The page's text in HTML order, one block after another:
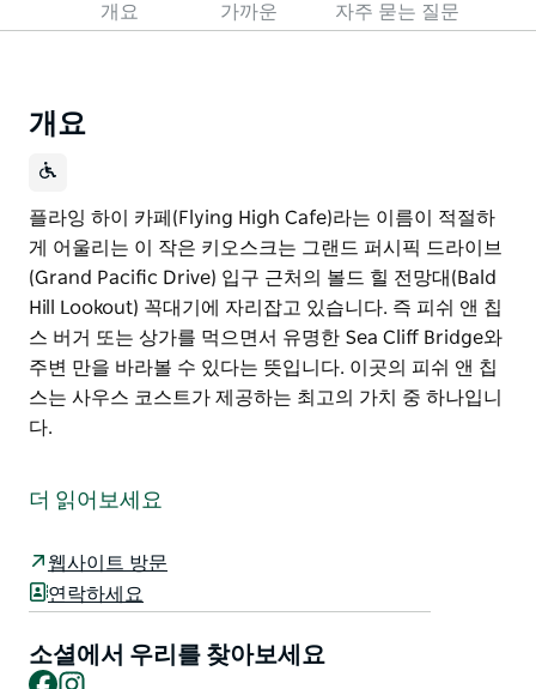
개요 가까운 자주 묻는 질문
개요
플라잉 하이 카페(Flying High Cafe)라는 이름이 적절하
게 어울리는 이 작은 키오스크는 그랜드 퍼시픽 드라이브
(Grand Pacific Drive) 입구 근처의 볼드 힐 전망대(Bald
Hill Lookout) 꼭대기에 자리잡고 있습니다. 즉 피쉬 앤 칩
스 버거 또는 상가를 먹으면서 유명한 Sea Cliff Bridge와
주변 만을 바라볼 수 있다는 뜻입니다. 이곳의 피쉬 앤 칩
스는 사우스 코스트가 제공하는 최고의 가치 중 하나입니
다.
게 어울리는 이 작은 키오스크는 그랜드 퍼시픽 드라이브
스 버거 또는 상가를 먹으면서 유명한 Sea Cliff Bridge와
주변 만을 바라볼 수 있다는 뜻입니다. 이곳의 피쉬 앤 칩
다.
더 읽어보세요
웹사이트 방문
연락하세요
소셜에서 우리를 찾아보세요
Facebook